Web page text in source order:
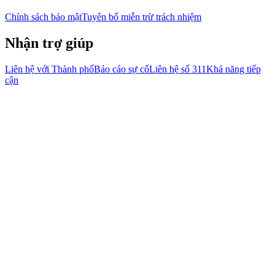
Chính sách bảo mậtTuyên bố miễn trừ trách nhiệm
Nhận trợ giúp
Liên hệ với Thành phốBáo cáo sự cốLiên hệ số 311Khả năng tiếp
cận